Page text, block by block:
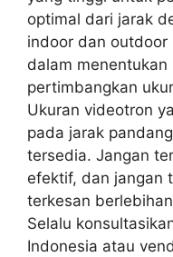
optimal dari jarak
indoor dan
dalam
pertimbangkan
Ukuran videotron
pada jarak
tersedia. Jangan
efektif, dan jangan
terkesan
Selalu
Indonesia atau